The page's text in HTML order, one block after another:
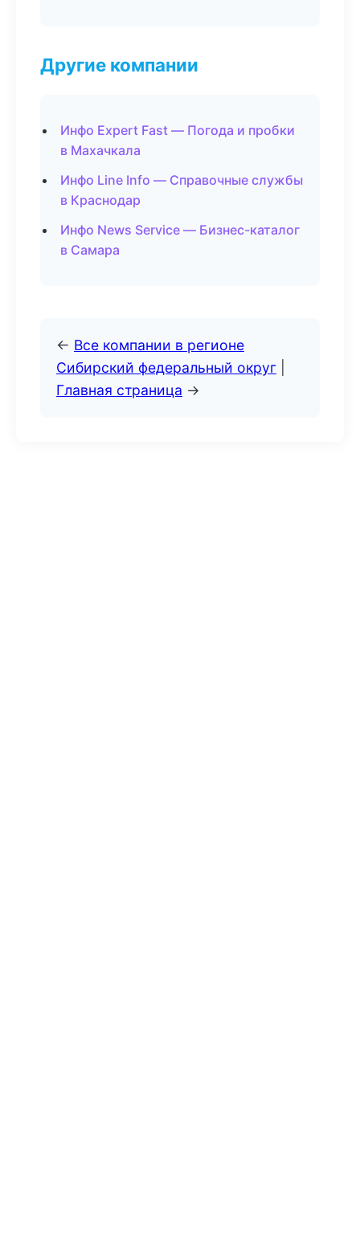
Другие компании
Инфо Expert Fast — Погода и пробки
в Махачкала
Инфо Line Info — Справочные службы
в Краснодар
Инфо News Service — Бизнес-каталог
в Самара
← Все компании в регионе
Сибирский федеральный округ
Главная страница →